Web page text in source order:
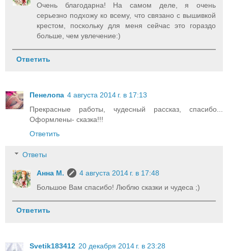
Очень благодарна! На самом деле, я очень
серьезно подхожу ко всему, что связано с вышивкой
крестом, поскольку для меня сейчас это гораздо
больше, чем увлечение:)
Ответить
Пенелопа 4 августа 2014 г. в 17:13
Прекрасные работы, чудесный рассказ, спасибо...
Оформлены- сказка!!!
Ответить
Ответы
Анна М.
4 августа 2014 г. в 17:48
Большое Вам спасибо! Люблю сказки и чудеса ;)
Ответить
Svetik183412 20 декабря 2014 г. в 23:28